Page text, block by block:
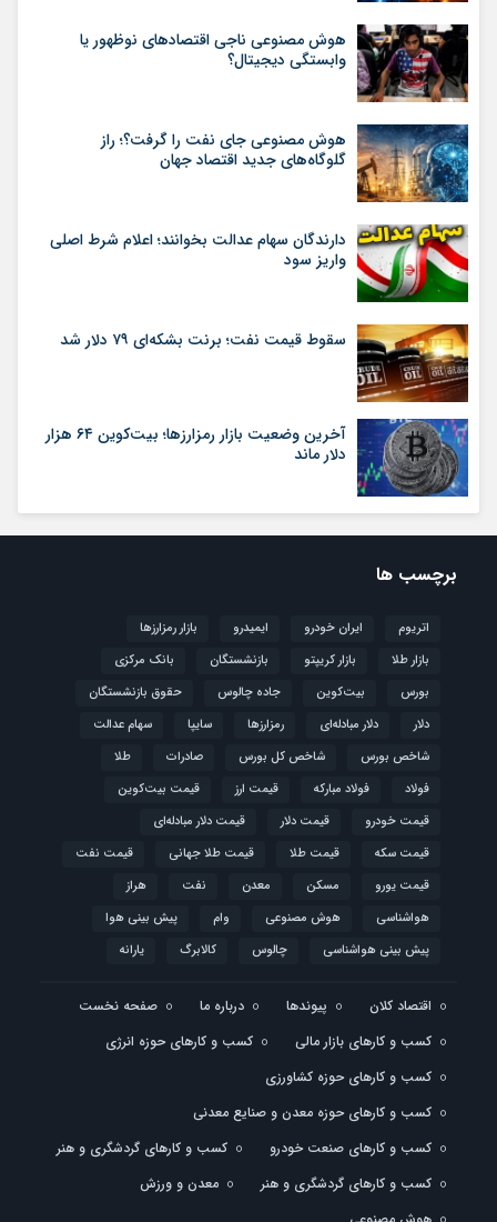
هوش مصنوعی ناجی اقتصادهای نوظهور یا
وابستگی دیجیتال؟
هوش مصنوعی جای نفت را گرفت؟؛ راز
گلوگاه‌های جدید اقتصاد جهان
دارندگان سهام عدالت بخوانند؛ اعلام شرط اصلی
واریز سود
سقوط قیمت نفت؛ برنت بشکه‌ای ۷۹ دلار شد
آخرین وضعیت بازار رمزارزها؛ بیت‌کوین ۶۴ هزار
دلار ماند
برچسب ها
اتریوم ایران خودرو ایمیدرو
بازار رمزارزها
بازار طلا
بازار کریپتو بازنشستگان
بانک مرکزی
بورس
بیت‌کوین جاده چالوس
حقوق بازنشستگان
دلار
دلار مبادله‌ای رمزارزها سایپا
سهام عدالت
شاخص بورس
شاخص کل بورس صادرات
طلا
فولاد
فولاد مبارکه قیمت ارز
قیمت بیت‌کوین
قیمت خودرو
قیمت دلار
قیمت دلار مبادله‌ای
قیمت سکه
قیمت طلا قیمت طلا جهانی
قیمت نفت
قیمت یورو
مسکن معدن نفت
هراز
هواشناسی
هوش مصنوعی وام
پیش بینی هوا
پیش بینی هواشناسی
چالوس کالابرگ یارانه
اقتصاد کلان پیوندها درباره ما
صفحه نخست
کسب و کارهای بازار مالی
کسب و کارهای حوزه انرژی
کسب و کارهای حوزه کشاورزی
کسب و کارهای حوزه معدن و صنایع معدنی
کسب و کارهای صنعت خودرو
کسب و کارهای گردشگری و هنر
کسب و کارهای گردشگری و هنر
معدن و ورزش